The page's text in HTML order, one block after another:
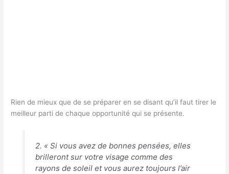
Rien de mieux que de se préparer en se disant qu’il faut tirer le
meilleur parti de chaque opportunité qui se présente.
2. « Si vous avez de bonnes pensées, elles
brilleront sur votre visage comme des
rayons de soleil et vous aurez toujours l’air